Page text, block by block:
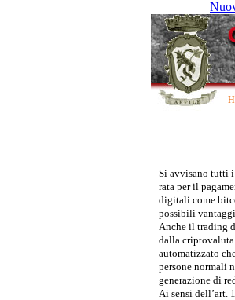
Si avvisano tutti
rata per il
digitali come
possibili
Anche il trading
dalla
automatizzato
persone normali
generazione di
Ai sensi dell’art.